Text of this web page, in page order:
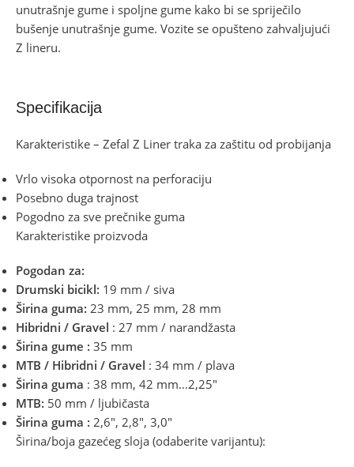
unutrašnje gume i spoljne gume kako bi se spriječilo
bušenje unutrašnje gume. Vozite se opušteno zahvaljujući
Z lineru.
Specifikacija
Karakteristike – Zefal Z Liner traka za zaštitu od probijanja
Vrlo visoka otpornost na perforaciju
Posebno duga trajnost
Pogodno za sve prečnike guma
Karakteristike proizvoda
Pogodan za:
Drumski bicikl: 19 mm / siva
Širina guma: 23 mm, 25 mm, 28 mm
Hibridni / Gravel : 27 mm / narandžasta
Širina gume : 35 mm
MTB / Hibridni / Gravel : 34 mm / plava
Širina guma : 38 mm, 42 mm…2,25″
MTB: 50 mm / ljubičasta
Širina guma : 2,6″, 2,8″, 3,0″
Širina/boja gazećeg sloja (odaberite varijantu):